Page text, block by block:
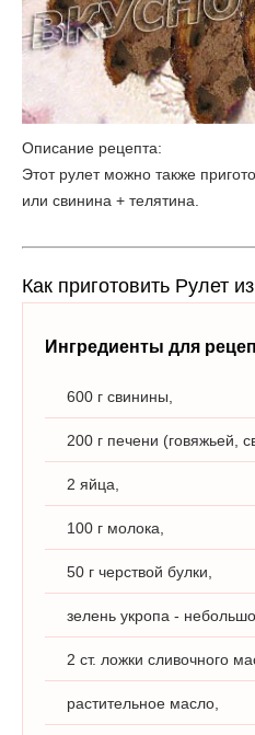
Описание рецепта:
Этот рулет можно также
или свинина + телятина.
Как приготовить Рулет
Ингредиенты для
600 г свинины,
200 г печени (говяжьей,
2 яйца,
100 г молока,
50 г черствой булки,
зелень укропа -
2 ст. ложки сливочного
растительное масло,